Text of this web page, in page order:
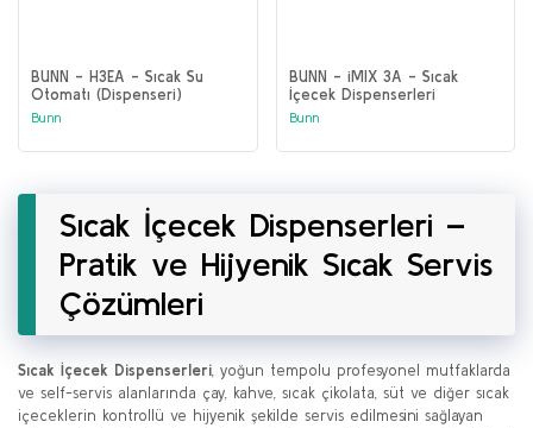
BUNN - H3EA - Sıcak Su
Otomatı (Dispenseri)
Bunn
BUNN - iMIX 3A - Sıcak
İçecek Dispenserleri
Bunn
Sıcak İçecek Dispenserleri –
Pratik ve Hijyenik Sıcak Servis
Çözümleri
Sıcak İçecek Dispenserleri, yoğun tempolu profesyonel mutfaklarda
ve self-servis alanlarında çay, kahve, sıcak çikolata, süt ve diğer sıcak
içeceklerin kontrollü ve hijyenik şekilde servis edilmesini sağlayan